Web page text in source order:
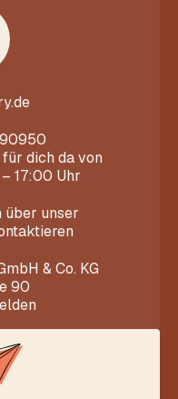
dich da von
17:00 Uhr
über unser
& Co. KG
90